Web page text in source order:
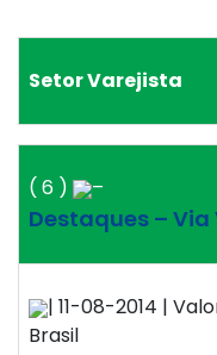
Setor Varejista
( 6 ) –
Destaques – Via
| 11-08-2014 |
Brasil